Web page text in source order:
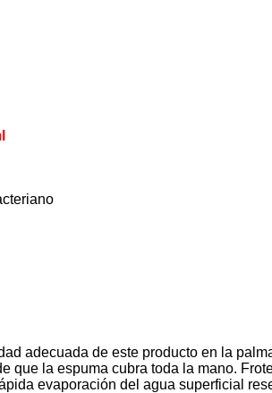
adecuada de este producto en la
que la espuma cubra toda la mano.
evaporación del agua superficial